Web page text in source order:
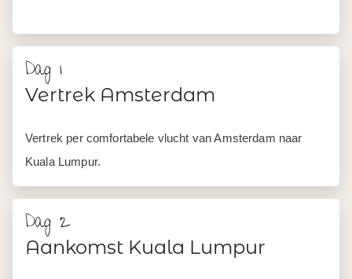
Dag 1
Vertrek Amsterdam
Vertrek per comfortabele vlucht van Amsterdam naar
Kuala Lumpur.
Dag 2
Aankomst Kuala Lumpur